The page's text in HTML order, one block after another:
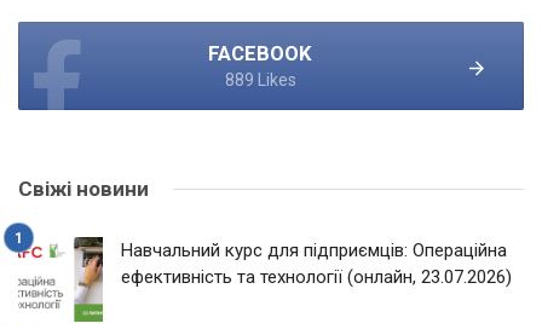
FACEBOOK
889 Likes
Свіжі новини
Навчальний курс для підприємців: Операційна
ефективність та технології (онлайн, 23.07.2026)